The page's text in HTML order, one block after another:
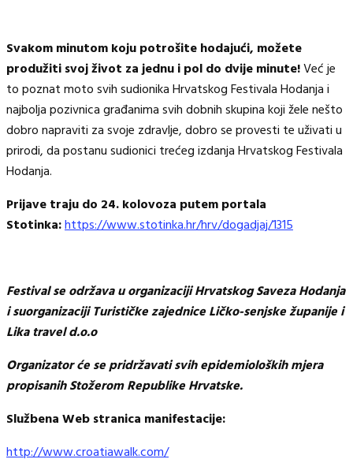
Svakom minutom koju potrošite hodajući, možete
produžiti svoj život za jednu i pol do dvije minute!Već je
to poznat moto svih sudionika Hrvatskog Festivala Hodanja i
najbolja pozivnica građanima svih dobnih skupina koji žele nešto
dobro napraviti za svoje zdravlje, dobro se provesti te uživati u
prirodi, da postanu sudionici trećeg izdanja Hrvatskog Festivala
Hodanja.
Prijave traju do 24. kolovoza putem portala
Stotinka:https://www.stotinka.hr/hrv/dogadjaj/1315
Festival se održava u organizaciji Hrvatskog Saveza Hodanja
i suorganizaciji Turističke zajednice Ličko-senjske županije i
Lika travel d.o.o
Organizator će se pridržavati svih epidemioloških mjera
propisanih Stožerom Republike Hrvatske.
Službena Web stranica manifestacije:
http://www.croatiawalk.com/